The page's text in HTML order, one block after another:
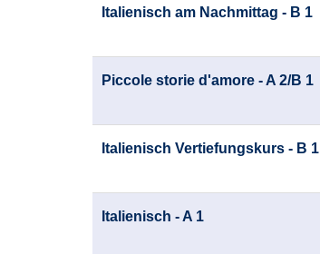
Italienisch am Nachmittag - B 1
Piccole storie d'amore - A 2/B 1
Italienisch Vertiefungskurs - B 1
Italienisch - A 1